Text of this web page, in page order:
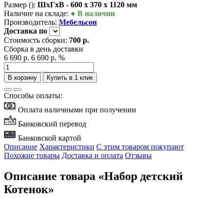
Размер (): ШxГxВ - 600 x 370 x 1120 мм
Наличие на складе: ● В наличии
Производитель: Мебельсон
Доставка по
Стоимость сборки: 700 р.
Сборка в день доставки
6 690 р. 6 690 р. %
В корзину Купить в 1 клик
Способы оплаты:
Оплата наличными при получении
Банковский перевод
Банковской картой
Описание Характеристики С этим товаром покупают
Похожие товары Доставка и оплата Отзывы
Описание товара «Набор детский
Котенок»